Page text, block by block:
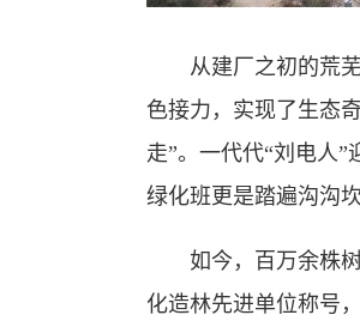
从建厂之初的荒芜
色接力，实现了生态
走”。一代代“刘电人
绿化班更是踏遍沟沟
如今，百万余株树
化造林先进单位称号